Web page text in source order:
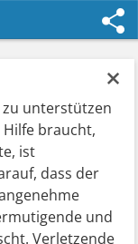
×
zu unterstützen
braucht,
ist
dass der
und
Verletzende